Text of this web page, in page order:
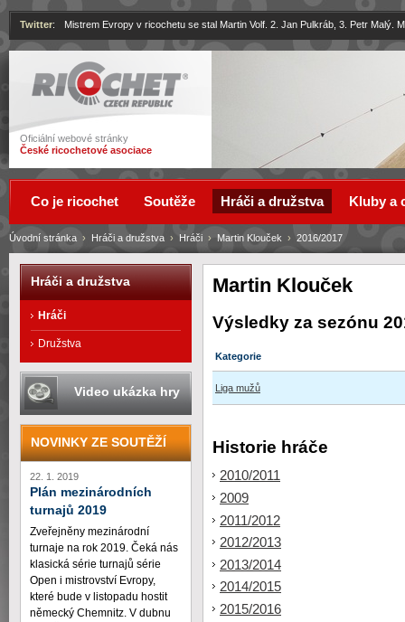
Ricochet
Oficiální webové stránky
České ricochetové asociace
Twitter: Mistrem Evropy v ricochetu se stal Martin Volf. 2. Jan Pulkráb, 3. Petr Malý.
Martin Klouček
Výsledky za sezónu
Kategorie
Liga mužů
Historie hráče
2010/2011
2009
2011/2012
2012/2013
2013/2014
2014/2015
2015/2016
Úvodní stránka › Hráči a družstva › Hráči › Martin Klouček › 2016/2017
Co je ricochet Soutěže Hráči a družstva Kluby a
Hráči a družstva
Hráči
Družstva
Video ukázka hry
NOVINKY ZE SOUTĚŽÍ
22. 1. 2019
Plán mezinárodních
turnajů 2019
Zveřejněny mezinárodní
turnaje na rok 2019. Čeká nás
klasická série turnajů série
Open i mistrovství Evropy,
které bude v listopadu hostit
německý Chemnitz. V dubnu